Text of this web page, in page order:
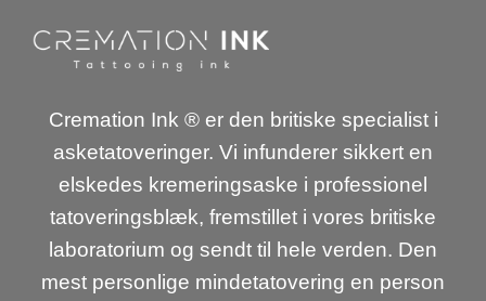
Cremation Ink ® er den britiske specialist i
asketatoveringer. Vi infunderer sikkert en
elskedes kremeringsaske i professionel
tatoveringsblæk, fremstillet i vores britiske
laboratorium og sendt til hele verden. Den
mest personlige mindetatovering en person